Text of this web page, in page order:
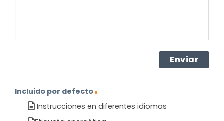
Incluido por defecto
Instrucciones en diferentes idiomas